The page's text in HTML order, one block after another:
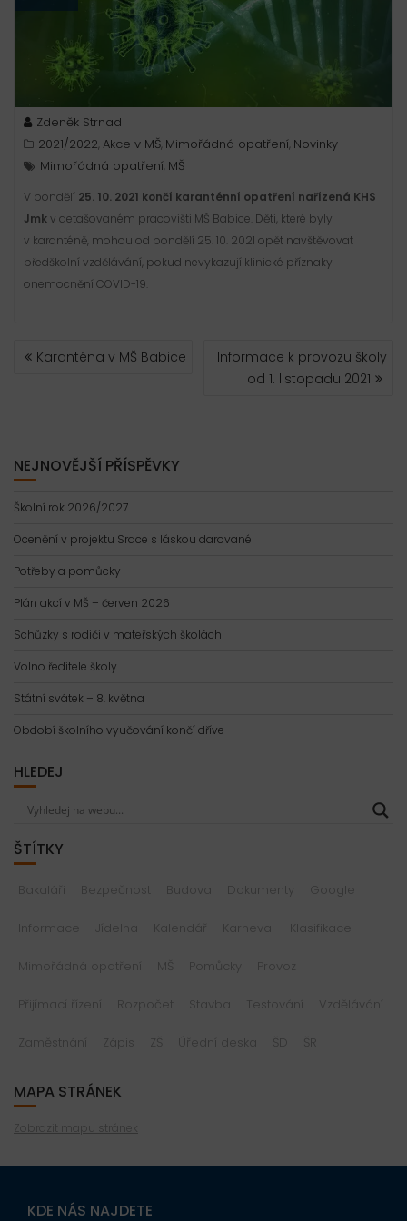
Zdeněk Strnad
2021/2022 Akce v MŠ Mimořádná opatření Novinky
Mimořádná opatření MŠ
V pondělí 25. 10. 2021 končí karanténní opatření nařízená KHS
Jmkv detašovaném pracovišti MŠ Babice. Děti, které byly
v karanténě, mohou od pondělí 25. 10. 2021 opět navštěvovat
předškolní vzdělávání, pokud nevykazují klinické příznaky
onemocnění COVID-19.
NAVIGACE
PROKaranténa v MŠ Babice
Informace k provozu školy
od 1. listopadu 2021
NEJNOVĚJŠÍ PŘÍSPĚVKY
Školní rok 2026/2027
Ocenění v projektu Srdce s láskou darované
Potřeby a pomůcky
Plán akcí v MŠ – červen 2026
Schůzky s rodiči v mateřských školách
Volno ředitele školy
Státní svátek – 8. května
Období školního vyučování končí dříve
HLEDEJ
ŠTÍTKY
Bakaláři Bezpečnost Budova Dokumenty Google
Informace Jídelna Kalendář Karneval Klasifikace
Mimořádná opatření MŠ Pomůcky Provoz
Přijímací řízení Rozpočet Stavba Testování Vzdělávání
Zaměstnání Zápis ZŠ Úřední deska ŠD ŠR
MAPA STRÁNEK
Zobrazit mapu stránek
KDE NÁS NAJDETE